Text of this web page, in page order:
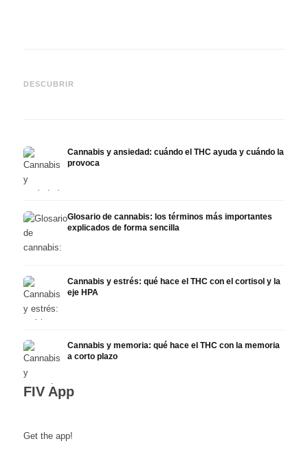
DESCUBRIR
Epidiolex y el estado actual
Cannabis y ansiedad: cuándo el THC ayuda y cuándo la
provoca
Glosario de cannabis: los términos más importantes
explicados de forma sencilla
Cannabis y estrés: qué hace el THC con el cortisol y la
eje HPA
Cannabis y memoria: qué hace el THC con la memoria
a corto plazo
FIV App
Get the app!